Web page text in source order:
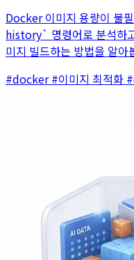
Docker 이미지 용량이 불
history` 명령어로 분석하
미지 빌드하는 방법을 알
#docker#이미지 최적화